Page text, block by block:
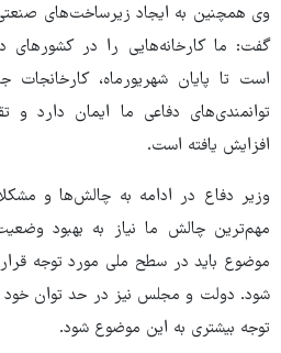
وی همچنین به ایجاد زیرساخت‌های
گفت: ما کارخانه‌هایی را در
است تا پایان شهریورماه، کارخانجات
توانمندی‌های دفاعی ما ایمان دارد و
افزایش یافته است.
وزیر دفاع در ادامه به چالش‌ها و
مهم‌ترین چالش ما نیاز به بهبود
موضوع باید در سطح ملی مورد توجه
شود. دولت و مجلس نیز در حد توان خود
توجه بیشتری به این موضوع شود.